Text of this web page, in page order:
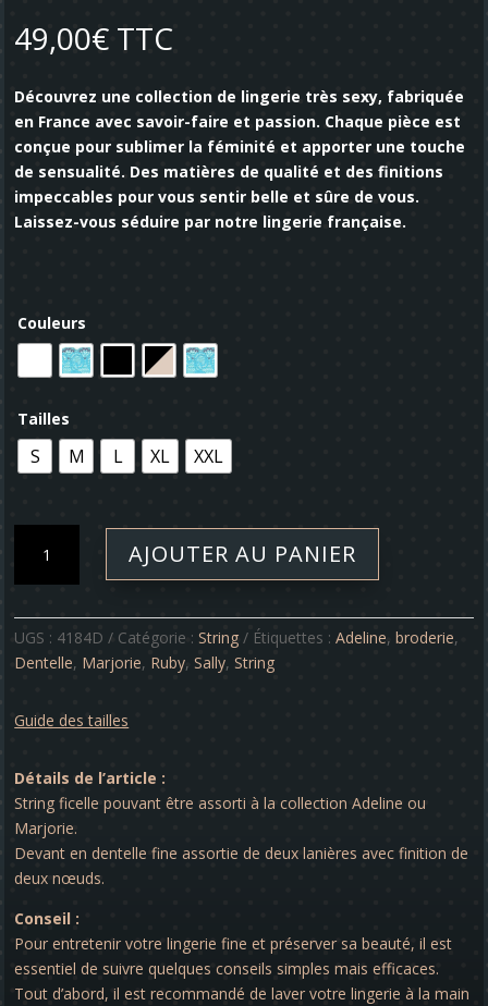
49,00€ TTC
Découvrez une collection de lingerie très sexy, fabriquée
en France avec savoir-faire et passion. Chaque pièce est
conçue pour sublimer la féminité et apporter une touche
de sensualité. Des matières de qualité et des finitions
impeccables pour vous sentir belle et sûre de vous.
Laissez-vous séduire par notre lingerie française.
Couleurs
Tailles
S M L XL XXL
String
Sally
AJOUTER AU PANIER
UGS : 4184D Catégorie :String Étiquettes :Adeline,broderie,
Dentelle, Marjorie, Ruby,Sally,String
Guide des tailles
Détails de l’article :
String ficelle pouvant être assorti à la collection Adeline ou
Marjorie.
Devant en dentelle fine assortie de deux lanières avec finition de
deux nœuds.
Conseil :
Pour entretenir votre lingerie fine et préserver sa beauté, il est
essentiel de suivre quelques conseils simples mais efficaces.
Tout d’abord, il est recommandé de laver votre lingerie à la main